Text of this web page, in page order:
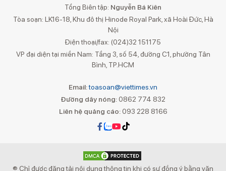
Tổng Biên tập: Nguyễn Bá Kiên
Tòa soạn: LK16-18, Khu đô thị Hinode Royal Park, xã Hoài Đức, Hà
Nội
Điện thoại/fax: (024)32 151175
VP đại diện tại miền Nam: Tầng 3, số 54, đường C1, phường Tân
Bình, TP.HCM
Email:toasoan@viettimes.vn
Đường dây nóng: 0862 774 832
Liên hệ quảng cáo:093 228 8166
® Chỉ được đăng tải nội dung thông tin khi có sự đồng ý bằng văn